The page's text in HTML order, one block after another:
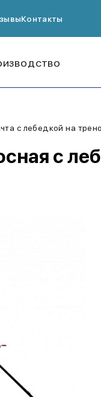
Контакты
с лебедкой на
с